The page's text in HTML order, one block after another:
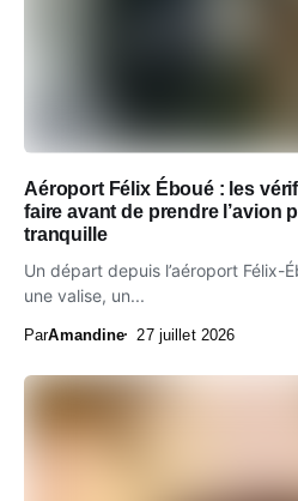
Aéroport Félix Éboué : les
faire avant de prendre l’avion
tranquille
Un départ depuis l’aéroport Félix-
une valise, un...
ParAmandine 27 juillet 2026